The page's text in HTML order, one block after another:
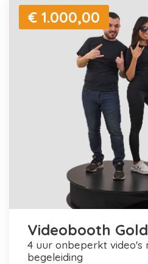
€ 1.000,00
Videobooth Gold
4 uur onbeperkt video's maken + personele
begeleiding